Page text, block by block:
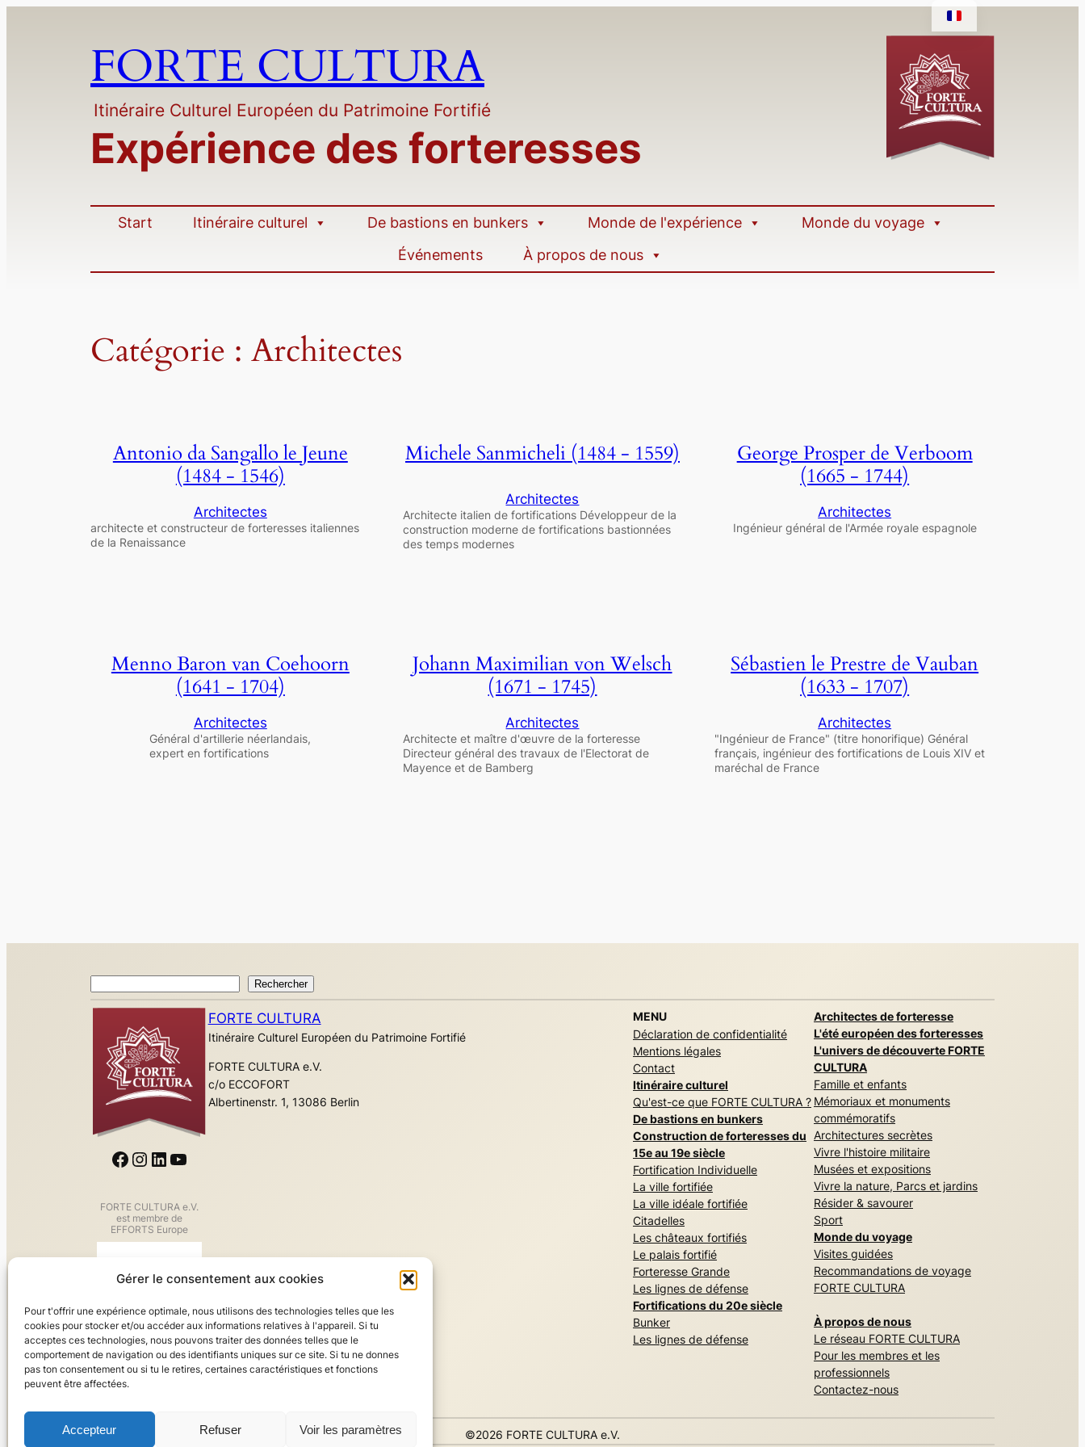
Gérer le consentement aux cookies
Pour t'offrir une expérience optimale, nous utilisons des technologies telles que les
cookies pour stocker et/ou accéder aux informations relatives à l'appareil. Si tu
acceptes ces technologies, nous pouvons traiter des données telles que le
comportement de navigation ou des identifiants uniques sur ce site. Si tu ne donnes
pas ton consentement ou si tu le retires, certaines caractéristiques et fonctions
peuvent être affectées.
Accepteur Refuser Voir les paramètres
FORTE CULTURA
Itinéraire Culturel Européen du Patrimoine Fortifié
Expérience des forteresses
Start Itinéraire culturel De bastions en bunkers Monde de l'expérience
Monde du voyage
Événements
À propos de nous
Catégorie : Architectes
Antonio da Sangallo le Jeune
(1484 - 1546)
Architectes
architecte et constructeur de forteresses italiennes
de la Renaissance
Michele Sanmicheli (1484 - 1559)
Architectes
Architecte italien de fortifications Développeur de la
construction moderne de fortifications bastionnées
des temps modernes
George Prosper de Verboom
(1665 - 1744)
Architectes
Ingénieur général de l'Armée royale espagnole
Menno Baron van Coehoorn
(1641 - 1704)
Architectes
Général d'artillerie néerlandais,
expert en fortifications
Johann Maximilian von Welsch
(1671 - 1745)
Architectes
Architecte et maître d'œuvre de la forteresse
Directeur général des travaux de l'Electorat de
Mayence et de Bamberg
Sébastien le Prestre de Vauban
(1633 - 1707)
Architectes
"Ingénieur de France" (titre honorifique) Général
français, ingénieur des fortifications de Louis XIV et
maréchal de France
Rechercher
Facebook Instagram LinkedIn YouTube
FORTE CULTURA e.V.
est membre de
EFFORTS Europe
FORTE CULTURA
Itinéraire Culturel Européen du Patrimoine Fortifié
FORTE CULTURA e.V.
c/o ECCOFORT
Albertinenstr. 1, 13086 Berlin
MENU
Déclaration de confidentialité
Mentions légales
Contact
Itinéraire culturel
Qu'est-ce que FORTE CULTURA ?
De bastions en bunkers
Construction de forteresses du
15e au 19e siècle
Fortification Individuelle
La ville fortifiée
La ville idéale fortifiée
Citadelles
Les châteaux fortifiés
Le palais fortifié
Forteresse Grande
Les lignes de défense
Fortifications du 20e siècle
Bunker
Les lignes de défense
Architectes de forteresse
L'été européen des forteresses
L'univers de découverte FORTE
CULTURA
Famille et enfants
Mémoriaux et monuments
commémoratifs
Architectures secrètes
Vivre l'histoire militaire
Musées et expositions
Vivre la nature, Parcs et jardins
Résider & savourer
Sport
Monde du voyage
Visites guidées
Recommandations de voyage
FORTE CULTURA
À propos de nous
Le réseau FORTE CULTURA
Pour les membres et les
professionnels
Contactez-nous
©2026 FORTE CULTURA e.V.